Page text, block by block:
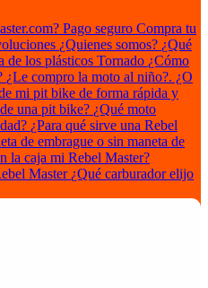
Pago seguro Compra tu
¿Quienes somos? ¿Qué
de los plásticos Tornado ¿Cómo
¿Le compro la moto al niño?. ¿O
mi pit bike de forma rápida y
una pit bike? ¿Qué moto
¿Para qué sirve una Rebel
de embrague o sin maneta de
la caja mi Rebel Master?
Master ¿Qué carburador elijo